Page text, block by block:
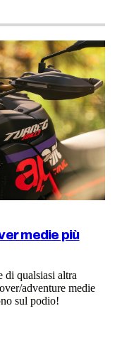
medie più
di qualsiasi altra
adventure medie
sul podio!